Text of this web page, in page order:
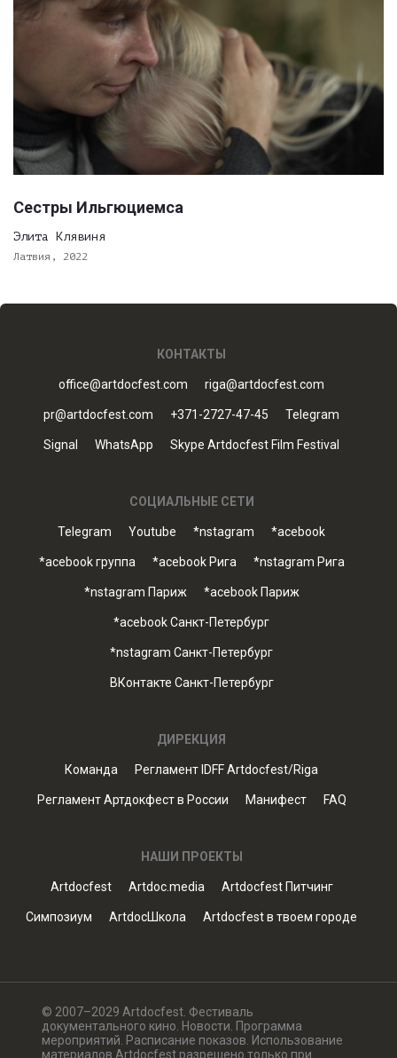
Сестры Ильгюциемса
Элита Клявиня
Латвия, 2022
КОНТАКТЫ
office@artdocfest.com riga@artdocfest.com
pr@artdocfest.com +371-2727-47-45 Telegram
Signal WhatsApp Skype Artdocfest Film Festival
СОЦИАЛЬНЫЕ СЕТИ
Telegram Youtube *nstagram *acebook
*acebook группа *acebook Рига *nstagram Рига
*nstagram Париж *acebook Париж
*acebook Санкт-Петербург
*nstagram Санкт-Петербург
ВКонтакте Санкт-Петербург
ДИРЕКЦИЯ
Команда Регламент IDFF Artdocfest/Riga
Регламент Артдокфест в России Манифест FAQ
НАШИ ПРОЕКТЫ
Artdocfest Artdoc.media Artdocfest Питчинг
Симпозиум ArtdocШкола Artdocfest в твоем городе
© 2007–2029 Artdocfest. Фестиваль
документального кино. Новости. Программа
мероприятий. Расписание показов. Использование
материалов Artdocfest разрешено только при